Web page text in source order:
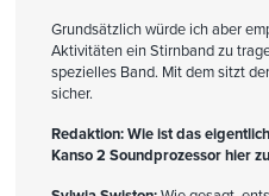
Grundsätzlich würde ich aber
Aktivitäten ein Stirnband zu
spezielles Band. Mit dem sitzt
sicher.
Redaktion: Wie ist das
Kanso 2 Soundprozessor hier